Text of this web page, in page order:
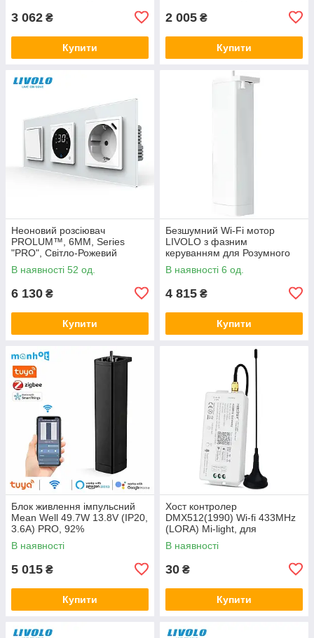
3 062 ₴
Купити
2 005 ₴
Купити
Неоновий розсіювач
PROLUM™, 6ММ, Series
"PRO", Світло-Рожевий
В наявності 52 од.
6 130 ₴
Купити
Безшумний Wi-Fi мотор
LIVOLO з фазним
керуванням для Розумного
будинку (VL-SHJ003)
В наявності 6 од.
4 815 ₴
Купити
Блок живлення імпульсний
Mean Well 49.7W 13.8V (IP20,
3.6A) PRO, 92%
В наявності
5 015 ₴
Купити
Хост контролер
DMX512(1990) Wi-fi 433MHz
(LORA) Mi-light, для
бездротового керування Mi-
light з Android and iOS
В наявності
30 ₴
Купити